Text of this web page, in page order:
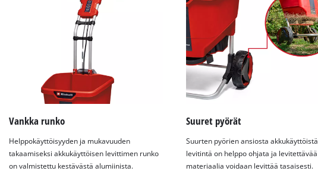
Tarvitsemme suostumuksesi palvelun
to trackers that are not disclosed to the
visitor. The website owner needs to setup
the site with their CMP to add this content
Vankka runko
Helppokäyttöisyyden ja mukavuuden
takaamiseksi akkukäyttöisen levittimen runko
on valmistettu kestävästä alumiinista.
Suuret pyörät
Suurten pyörien ansiosta akkukäyttöistä
levitintä on helppo ohjata ja levitettävää
materiaalia voidaan levittää tasaisesti.